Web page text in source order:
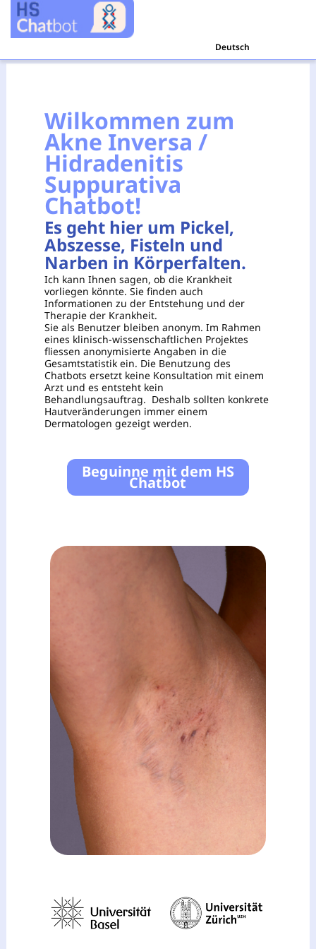
Deutsch
Wilkommen zum
Akne Inversa /
Hidradenitis
Suppurativa
Chatbot!
Es geht hier um Pickel,
Abszesse, Fisteln und
Narben in Körperfalten.
Ich kann Ihnen sagen, ob die Krankheit
vorliegen könnte. Sie finden auch
Informationen zu der Entstehung und der
Therapie der Krankheit.
Sie als Benutzer bleiben anonym. Im Rahmen
eines klinisch-wissenschaftlichen Projektes
fliessen anonymisierte Angaben in die
Gesamtstatistik ein. Die Benutzung des
Chatbots ersetzt keine Konsultation mit einem
Arzt und es entsteht kein
Behandlungsauftrag. Deshalb sollten konkrete
Hautveränderungen immer einem
Dermatologen gezeigt werden.
Beguinne mit dem HS
Chatbot